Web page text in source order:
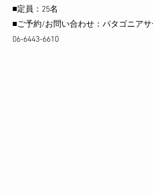
■定員：25名
■ご予約/お問い合わせ：パタゴニア
06-6443-6610